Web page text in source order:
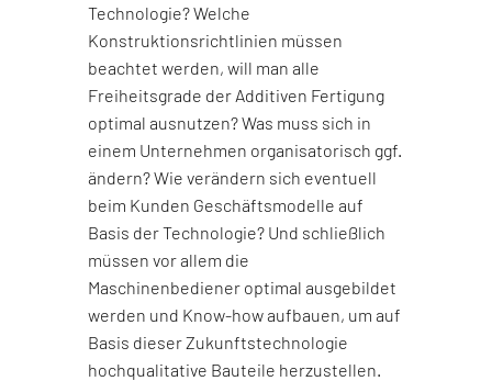
Technologie? Welche
Konstruktionsrichtlinien müssen
beachtet werden, will man alle
Freiheitsgrade der Additiven Fertigung
optimal ausnutzen? Was muss sich in
einem Unternehmen organisatorisch ggf.
ändern? Wie verändern sich eventuell
beim Kunden Geschäftsmodelle auf
Basis der Technologie? Und schließlich
müssen vor allem die
Maschinenbediener optimal ausgebildet
werden und Know-how aufbauen, um auf
Basis dieser Zukunftstechnologie
hochqualitative Bauteile herzustellen.